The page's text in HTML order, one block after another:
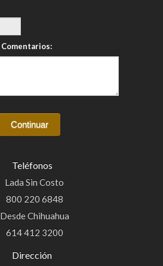
Comentarios:
Teléfonos
Lada Sin Costo
800 220 6848
Desde Chihuahua
614 412 3200
Dirección